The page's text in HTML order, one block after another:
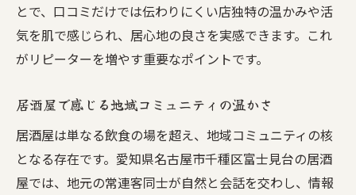
とで、口コミだけでは伝わりにくい店独特の温かみや活
気を肌で感じられ、居心地の良さを実感できます。これ
がリピーターを増やす重要なポイントです。
居酒屋で感じる地域コミュニティの温かさ
居酒屋は単なる飲食の場を超え、地域コミュニティの核
となる存在です。愛知県名古屋市千種区富士見台の居酒
屋では、地元の常連客同士が自然と会話を交わし、情報